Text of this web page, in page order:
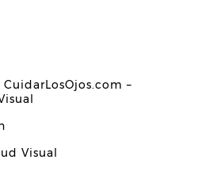
–
Visual